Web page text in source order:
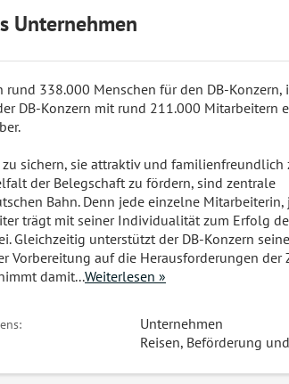
Unternehmen
rund 338.000 Menschen für den DB-Konzern,
DB-Konzern mit rund 211.000 Mitarbeitern
zu sichern, sie attraktiv und familienfreundlich
der Belegschaft zu fördern, sind zentrale
Bahn. Denn jede einzelne Mitarbeiterin,
trägt mit seiner Individualität zum Erfolg
Gleichzeitig unterstützt der DB-Konzern seine
Vorbereitung auf die Herausforderungen der
damit...Weiterlesen »
Unternehmen
Reisen, Beförderung